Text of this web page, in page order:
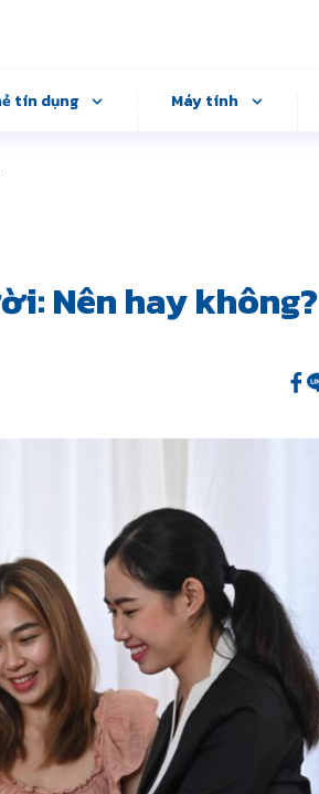
tín dụng Máy tính
Nên hay không?